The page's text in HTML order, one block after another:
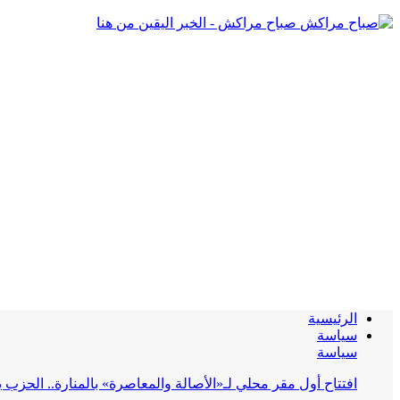
صباح مراكش - الخبر اليقين من هنا
الرئيسية
سياسة
سياسة
افتتاح أول مقر محلي لـ«الأصالة والمعاصرة» بالمنارة..